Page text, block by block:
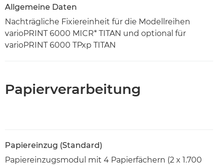
Allgemeine Daten
Nachträgliche Fixiereinheit für die Modellreihen
varioPRINT 6000 MICR* TITAN und optional für
varioPRINT 6000 TPxp TITAN
Papierverarbeitung
Papiereinzug (Standard)
Papiereinzugsmodul mit 4 Papierfächern (2 x 1.700